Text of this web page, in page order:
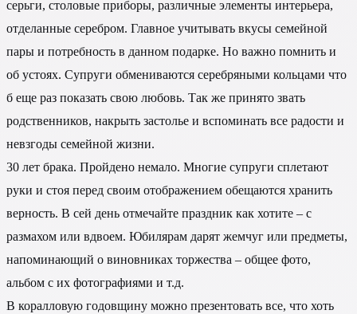
серьги, столовые приборы, различные элементы интерьера,
отделанные серебром. Главное учитывать вкусы семейной
пары и потребность в данном подарке. Но важно помнить и
об устоях. Супруги обмениваются серебряными кольцами что
б еще раз показать свою любовь. Так же принято звать
родственников, накрыть застолье и вспоминать все радости и
невзгоды семейной жизни.
30 лет брака. Пройдено немало. Многие супруги сплетают
руки и стоя перед своим отображением обещаются хранить
верность. В сей день отмечайте праздник как хотите – с
размахом или вдвоем. Юбилярам дарят жемчуг или предметы,
напоминающий о виновниках торжества – общее фото,
альбом с их фотографиями и т.д.
В коралловую годовщину можно презентовать все, что хоть